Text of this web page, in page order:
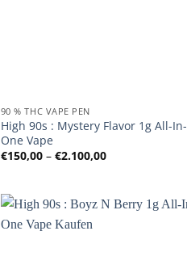
90 % THC VAPE PEN
High 90s : Mystery Flavor 1g All-In-
One Vape
€150,00 – €2.100,00Preisspanne: